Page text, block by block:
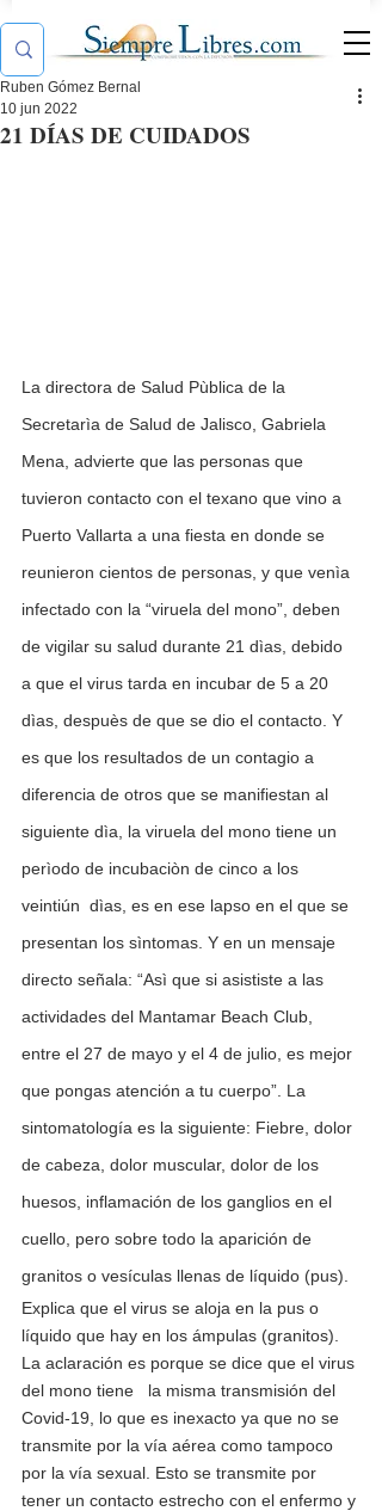
21 DÍAS DE CUIDADOS
Ruben Gómez Bernal
10 jun 2022
La directora de Salud Pùblica de la
Secretarìa de Salud de Jalisco, Gabriela
Mena, advierte que las personas que
tuvieron contacto con el texano que vino a
Puerto Vallarta a una fiesta en donde se
reunieron cientos de personas, y que venìa
infectado con la “viruela del mono”, deben
de vigilar su salud durante 21 dìas, debido
a que el virus tarda en incubar de 5 a 20
dìas, despuès de que se dio el contacto. Y
es que los resultados de un contagio a
diferencia de otros que se manifiestan al
siguiente dìa, la viruela del mono tiene un
perìodo de incubaciòn de cinco a los
veintiún  dìas, es en ese lapso en el que se
presentan los sìntomas. Y en un mensaje
directo señala: “Asì que si asististe a las
actividades del Mantamar Beach Club,
entre el 27 de mayo y el 4 de julio, es mejor
que pongas atención a tu cuerpo”. La
sintomatología es la siguiente: Fiebre, dolor
de cabeza, dolor muscular, dolor de los
huesos, inflamación de los ganglios en el
cuello, pero sobre todo la aparición de
granitos o vesículas llenas de líquido (pus).
Explica que el virus se aloja en la pus o
líquido que hay en los ámpulas (granitos).
La aclaración es porque se dice que el virus
del mono tiene   la misma transmisión del
Covid-19, lo que es inexacto ya que no se
transmite por la vía aérea como tampoco
por la vía sexual. Esto se transmite por
tener un contacto estrecho con el enfermo y